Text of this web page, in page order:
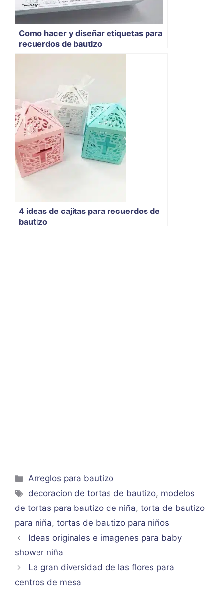
Como hacer y diseñar etiquetas para
recuerdos de bautizo
4 ideas de cajitas para recuerdos de
bautizo
Categorías
Arreglos para bautizo
Etiquetas
decoracion de tortas de bautizo, modelos
de tortas para bautizo de niña, torta de bautizo
para niña, tortas de bautizo para niños
Ideas originales e imagenes para baby
shower niña
La gran diversidad de las flores para
centros de mesa